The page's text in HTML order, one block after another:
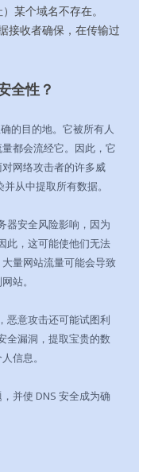
某个域名不存在。
接收者确保，在传输过
全性？
的目的地。它被所有人
都会流经它。因此，它
网络攻击者的许多威
从中提取所有数据。
器安全风险影响，因为
此，这可能使他们无法
量网站流量可能会导致
站。
恶意攻击还可能试图利
全漏洞，提取宝贵的数
信息。
并使 DNS 安全成为确